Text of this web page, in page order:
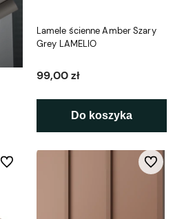
Lamele ścienne Amber Szary
Grey LAMELIO
99,00 zł
Do koszyka
Do ulubionych Do